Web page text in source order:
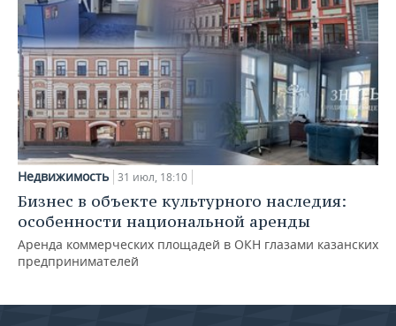
Недвижимость 31 июл, 18:10
Бизнес в объекте культурного наследия:
особенности национальной аренды
Аренда коммерческих площадей в ОКН глазами казанских
предпринимателей